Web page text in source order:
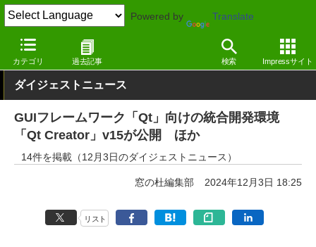
Powered by Translate
カテゴリ 過去記事 検索 Impressサイト
窓の杜 その他の話題 アップデート
ダイジェストニュース
GUIフレームワーク「Qt」向けの統合開発環境
「Qt Creator」v15が公開 ほか
14件を掲載（12月3日のダイジェストニュース）
窓の杜編集部 2024年12月3日 18:25
リスト